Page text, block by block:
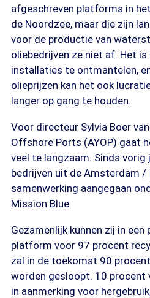
afgeschreven platforms in
de Noordzee, maar die zijn
voor de productie van
oliebedrijven ze niet af. Het
installaties te ontmantelen,
olieprijzen kan het ook
langer op gang te houden.
Voor directeur Sylvia Boer
Offshore Ports (AYOP) gaat
veel te langzaam. Sinds
bedrijven uit de Amsterdam
samenwerking aangegaan
Mission Blue.
Gezamenlijk kunnen zij in een
platform voor 97 procent
zal in de toekomst 90
worden gesloopt. 10 procent
in aanmerking voor